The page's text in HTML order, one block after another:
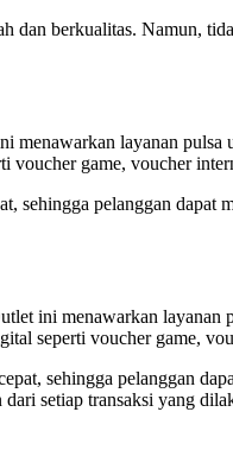
dan berkualitas. Namun,
layanan
game, voucher
sehingga pelanggan
ini menawarkan
seperti voucher game,
sehingga pelanggan
setiap transaksi yang